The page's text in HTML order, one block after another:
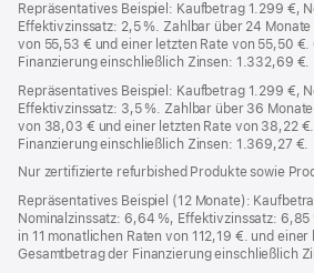
Repräsentatives Beispiel: Kaufbetrag 1.299 €,
Effektivzinssatz: 2,5 %. Zahlbar über 24
von 55,53 € und einer letzten Rate von 55,50 €.
Finanzierung einschließlich Zinsen: 1.332,69 €.
Repräsentatives Beispiel: Kaufbetrag 1.299 €,
Effektivzinssatz: 3,5 %. Zahlbar über 36
von 38,03 € und einer letzten Rate von 38,22
Finanzierung einschließlich Zinsen: 1.369,27 €.
Nur zertifizierte refurbished Produkte sowie
Repräsentatives Beispiel (12 Monate):
Nominalzinssatz: 6,64 %, Effektivzinssatz: 6,85
in 11 monatlichen Raten von 112,19 €. und
Gesamtbetrag der Finanzierung einschließlich